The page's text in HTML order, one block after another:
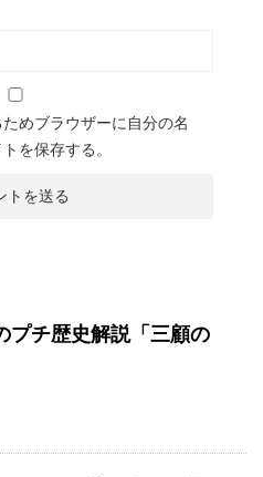
めブラウザーに自分の名
を保存する。
プチ歴史解説「三顧の